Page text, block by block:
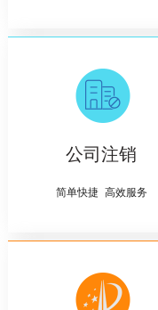
公司注销
简单快捷 高效服务